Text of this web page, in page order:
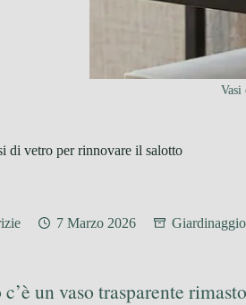
di vetro per rinnovare il salotto
7 Marzo 2026 Giardinaggio
un vaso trasparente